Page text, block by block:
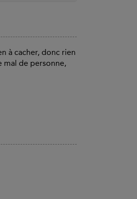
à cacher, donc rien
mal de personne,